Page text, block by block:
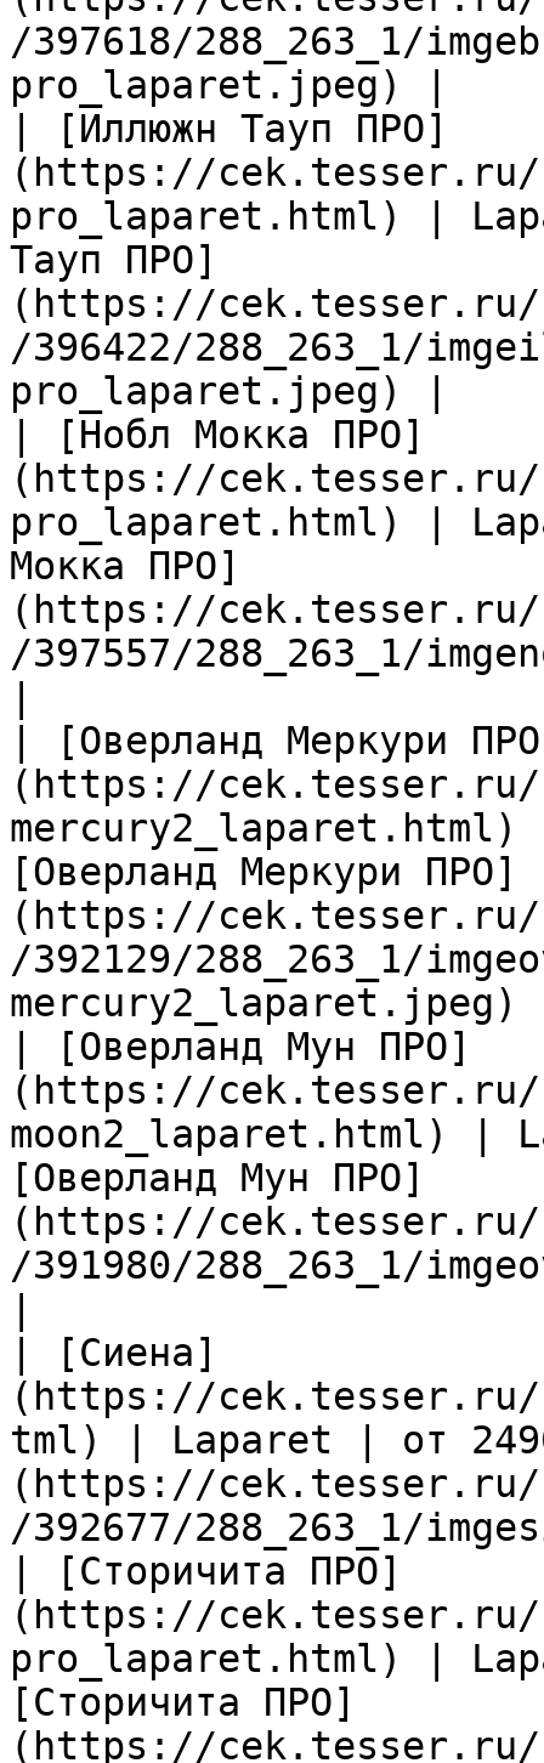
/397618/288_263_1/
pro_laparet.jpeg) |
| [Иллюжн Тауп ПРО]
(https://
pro_laparet.html) |
Тауп ПРО]
(https://cek.tesser.ru/
/396422/288_263_1/
pro_laparet.jpeg) |
| [Нобл Мокка ПРО]
(https://cek.tesser.ru/
pro_laparet.html) |
Мокка ПРО]
(https://cek.tesser.ru/
/397557/288_263_1/
| [Оверланд Меркури
(https://
[Оверланд Меркури ПРО]
(https://cek.tesser.ru/
/392129/288_263_1/
| [Оверланд Мун ПРО]
(https://
moon2_laparet.html) |
[Оверланд Мун ПРО]
(https://cek.tesser.ru/
/391980/288_263_1/
| [Сиена]
(https://cek.tesser.ru/
tml) | Laparet | от
(https://cek.tesser.ru/
/392677/288_263_1/
| [Сторичита ПРО]
(https://
pro_laparet.html) |
[Сторичита ПРО]
(https://cek.tesser.ru/